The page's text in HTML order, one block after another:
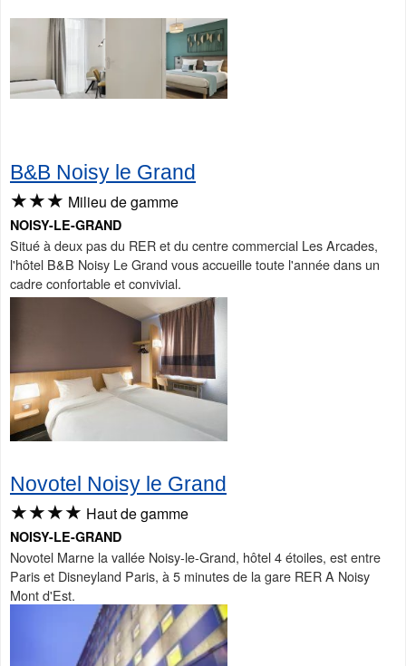
B&B Noisy le Grand
★★★ Milieu de gamme
NOISY-LE-GRAND
Situé à deux pas du RER et du centre commercial Les Arcades,
l'hôtel B&B Noisy Le Grand vous accueille toute l'année dans un
cadre confortable et convivial.
Novotel Noisy le Grand
★★★★ Haut de gamme
NOISY-LE-GRAND
Novotel Marne la vallée Noisy-le-Grand, hôtel 4 étoiles, est entre
Paris et Disneyland Paris, à 5 minutes de la gare RER A Noisy
Mont d'Est.